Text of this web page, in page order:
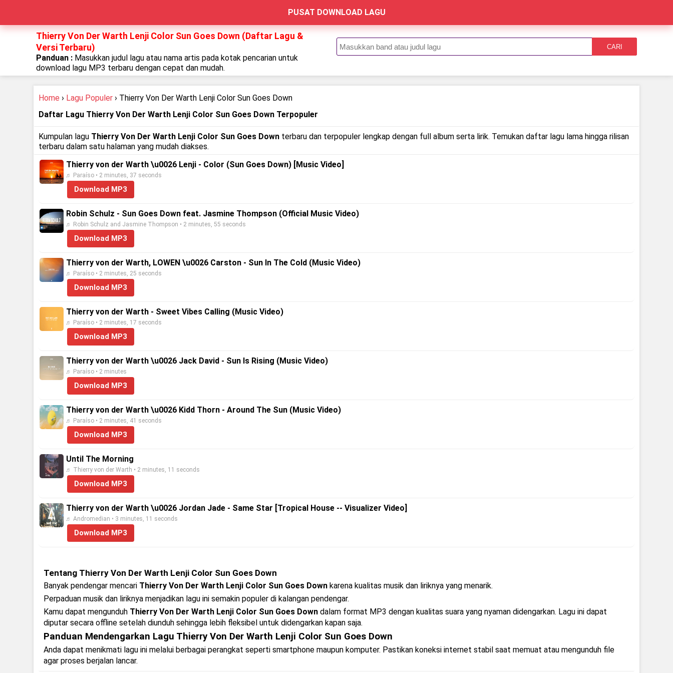
PUSAT DOWNLOAD LAGU
Thierry Von Der Warth Lenji Color Sun Goes Down (Daftar Lagu &
Versi Terbaru)
Panduan : Masukkan judul lagu atau nama artis pada kotak pencarian untuk
download lagu MP3 terbaru dengan cepat dan mudah.
CARI
Home › Lagu Populer › Thierry Von Der Warth Lenji Color Sun Goes Down
Daftar Lagu Thierry Von Der Warth Lenji Color Sun Goes Down Terpopuler
Kumpulan lagu Thierry Von Der Warth Lenji Color Sun Goes Down terbaru dan terpopuler lengkap dengan full album serta lirik. Temukan daftar lagu lama hingga rilisan
terbaru dalam satu halaman yang mudah diakses.
Thierry von der Warth \u0026 Lenji - Color (Sun Goes Down) [Music Video]
♬ Paraíso • 2 minutes, 37 seconds
Download MP3
Robin Schulz - Sun Goes Down feat. Jasmine Thompson (Official Music Video)
♬ Robin Schulz and Jasmine Thompson • 2 minutes, 55 seconds
Download MP3
Thierry von der Warth, LOWEN \u0026 Carston - Sun In The Cold (Music Video)
♬ Paraíso • 2 minutes, 25 seconds
Download MP3
Thierry von der Warth - Sweet Vibes Calling (Music Video)
♬ Paraíso • 2 minutes, 17 seconds
Download MP3
Thierry von der Warth \u0026 Jack David - Sun Is Rising (Music Video)
♬ Paraíso • 2 minutes
Download MP3
Thierry von der Warth \u0026 Kidd Thorn - Around The Sun (Music Video)
♬ Paraíso • 2 minutes, 41 seconds
Download MP3
Until The Morning
♬ Thierry von der Warth • 2 minutes, 11 seconds
Download MP3
Thierry von der Warth \u0026 Jordan Jade - Same Star [Tropical House -- Visualizer Video]
♬ Andromedian • 3 minutes, 11 seconds
Download MP3
Tentang Thierry Von Der Warth Lenji Color Sun Goes Down
Banyak pendengar mencari Thierry Von Der Warth Lenji Color Sun Goes Down karena kualitas musik dan liriknya yang menarik.
Perpaduan musik dan liriknya menjadikan lagu ini semakin populer di kalangan pendengar.
Kamu dapat mengunduh Thierry Von Der Warth Lenji Color Sun Goes Down dalam format MP3 dengan kualitas suara yang nyaman didengarkan. Lagu ini dapat
diputar secara offline setelah diunduh sehingga lebih fleksibel untuk didengarkan kapan saja.
Panduan Mendengarkan Lagu Thierry Von Der Warth Lenji Color Sun Goes Down
Anda dapat menikmati lagu ini melalui berbagai perangkat seperti smartphone maupun komputer. Pastikan koneksi internet stabil saat memuat atau mengunduh file
agar proses berjalan lancar.